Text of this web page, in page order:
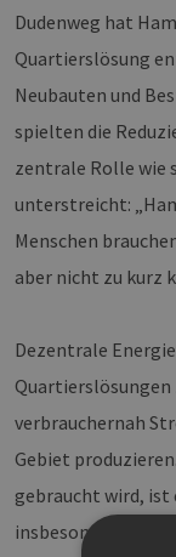
Dudenweg hat
Quartierslösung
Neubauten und
spielten die
zentrale Rolle wie
unterstreicht:
Menschen
aber nicht zu kurz
Dezentrale
Quartierslösungen
verbrauchernah
Gebiet
gebraucht wird,
insbesondere,